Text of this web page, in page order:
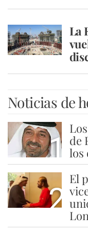
La
Noticias de
1 de
los
2
El